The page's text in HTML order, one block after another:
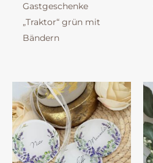
Gastgeschenke
„Traktor“ grün mit
Bändern